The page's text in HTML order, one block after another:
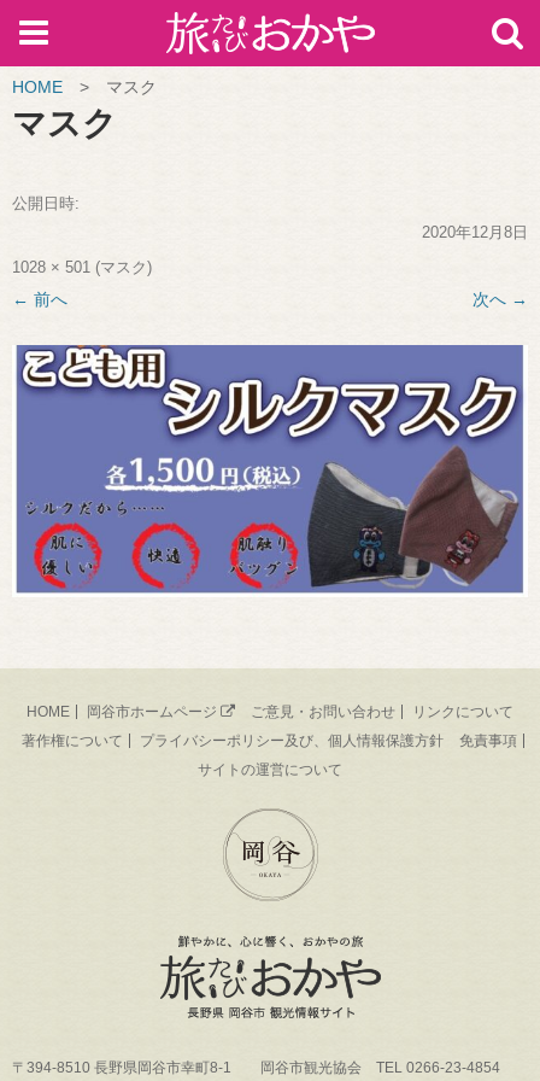
HOME > マスク
マスク
公開日時:
2020年12月8日
1028 × 501 (マスク)
← 前へ 次へ →
HOME 岡谷市ホームページ ご意見・お問い合わせ
リンクについて
著作権について
プライバシーポリシー及び、個人情報保護方針
免責事項
サイトの運営について
〒394-8510 長野県岡谷市幸町8-1 岡谷市観光協会 TEL 0266-23-4854